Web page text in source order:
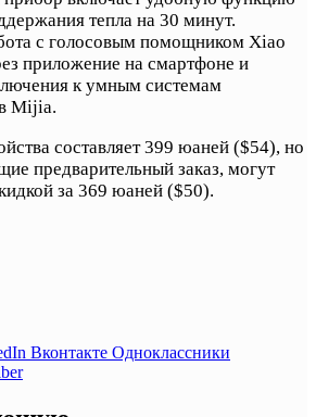
тепла на 30 минут.
с голосовым помощником Xiao
приложение на смартфоне и
к умным системам
Mijia.
составляет 399 юаней ($54), но
предварительный заказ, могут
за 369 юаней ($50).
Вконтакте Одноклассники